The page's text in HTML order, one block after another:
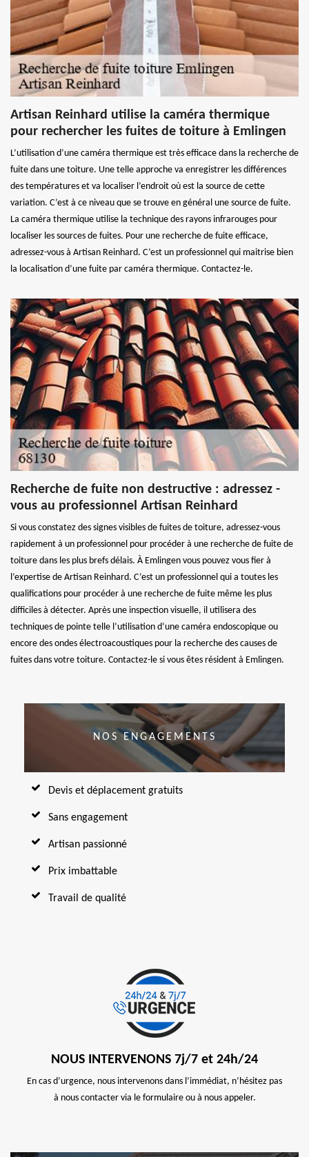
Artisan Reinhard utilise la caméra thermique
pour rechercher les fuites de toiture à Emlingen
L’utilisation d’une caméra thermique est très efficace dans la recherche de
fuite dans une toiture. Une telle approche va enregistrer les différences
des températures et va localiser l’endroit où est la source de cette
variation. C’est à ce niveau que se trouve en général une source de fuite.
La caméra thermique utilise la technique des rayons infrarouges pour
localiser les sources de fuites. Pour une recherche de fuite efficace,
adressez-vous à Artisan Reinhard. C’est un professionnel qui maitrise bien
la localisation d’une fuite par caméra thermique. Contactez-le.
Recherche de fuite non destructive : adressez -
vous au professionnel Artisan Reinhard
Si vous constatez des signes visibles de fuites de toiture, adressez-vous
rapidement à un professionnel pour procéder à une recherche de fuite de
toiture dans les plus brefs délais. À Emlingen vous pouvez vous fier à
l’expertise de Artisan Reinhard. C’est un professionnel qui a toutes les
qualifications pour procéder à une recherche de fuite même les plus
difficiles à détecter. Après une inspection visuelle, il utilisera des
techniques de pointe telle l’utilisation d’une caméra endoscopique ou
encore des ondes électroacoustiques pour la recherche des causes de
fuites dans votre toiture. Contactez-le si vous êtes résident à Emlingen.
NOS ENGAGEMENTS
Devis et déplacement gratuits
Sans engagement
Artisan passionné
Prix imbattable
Travail de qualité
NOUS INTERVENONS 7j/7 et 24h/24
En cas d’urgence, nous intervenons dans l’immédiat, n’hésitez pas
à nous contacter via le formulaire ou à nous appeler.